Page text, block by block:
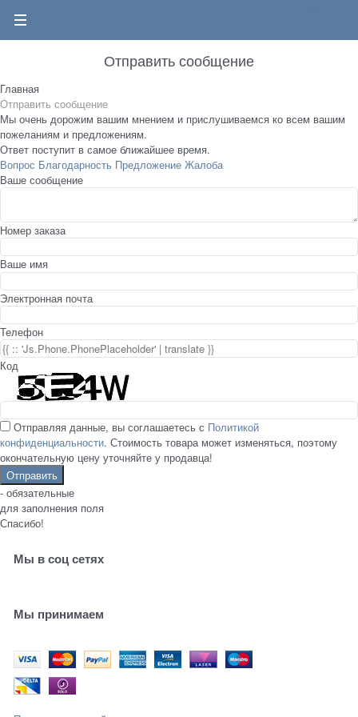
Отправить сообщение
Главная
Отправить сообщение
Мы очень дорожим вашим мнением и прислушиваемся ко всем вашим
пожеланиям и предложениям.
Ответ поступит в самое ближайшее время.
Вопрос Благодарность Предложение Жалоба
Ваше сообщение
Номер заказа
Ваше имя
Электронная почта
Телефон
Код
Отправляя данные, вы соглашаетесь с Политикой
конфиденциальности. Стоимость товара может изменяться, поэтому
окончательную цену уточняйте у продавца!
- обязательные
для заполнения поля
Спасибо!
Мы в соц сетях
Мы принимаем